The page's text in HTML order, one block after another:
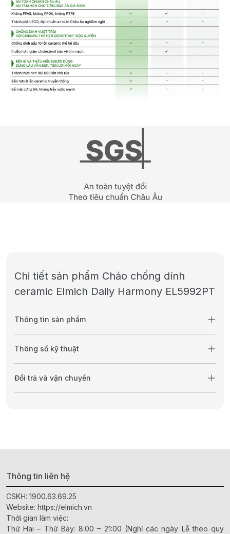
Chi tiết sản phẩm Chảo chống dính
ceramic Elmich Daily Harmony EL5992PT
Thông tin sản phẩm
Thông số kỹ thuật
Đổi trả và vận chuyển
Thông tin liên hệ
CSKH: 1900.63.69.25
Website: https://elmich.vn
Thời gian làm việc:
Thứ Hai – Thứ Bảy: 8:00 – 21:00 (Nghỉ các ngày Lễ theo quy